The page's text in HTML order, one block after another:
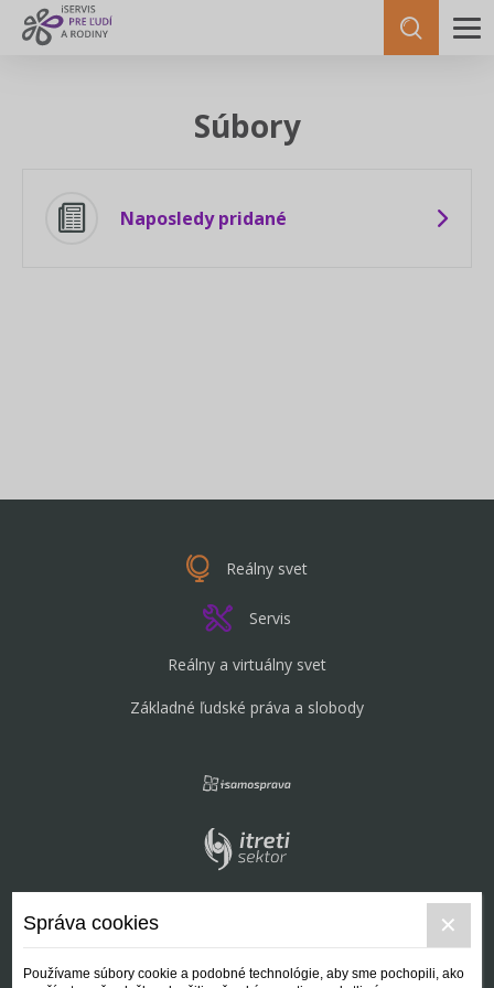
Súbory
Naposledy pridané
Reálny svet
Servis
Reálny a virtuálny svet
Základné ľudské práva a slobody
Správa cookies
Používame súbory cookie a podobné technológie, aby sme pochopili, ako